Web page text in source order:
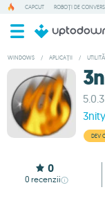
CAPCUT ROBOȚI DE
WINDOWS / APLICAȚII /
5.0.3
DEV
0
0 recenzii